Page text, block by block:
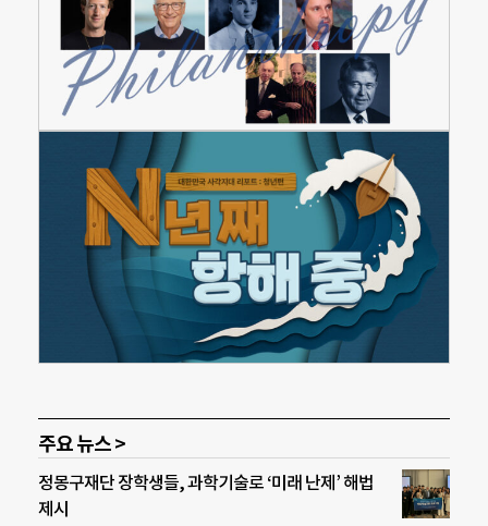
주요 뉴스 >
정몽구재단 장학생들, 과학기술로 ‘미래 난제’ 해법
제시